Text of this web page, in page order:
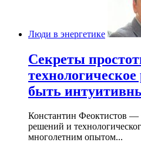
Люди в энергетике
Секреты
быть
Константин Феоктистов —
решений и
многолетним опытом...